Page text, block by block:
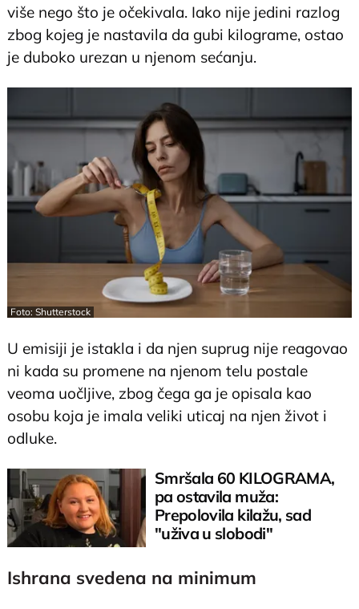
više nego što je očekivala. Iako nije jedini razlog
zbog kojeg je nastavila da gubi kilograme, ostao
je duboko urezan u njenom sećanju.
Foto: Shutterstock
U emisiji je istakla i da njen suprug nije reagovao
ni kada su promene na njenom telu postale
veoma uočljive, zbog čega ga je opisala kao
osobu koja je imala veliki uticaj na njen život i
odluke.
Smršala 60 KILOGRAMA,
pa ostavila muža:
Prepolovila kilažu, sad
"uživa u slobodi"
Ishrana svedena na minimum